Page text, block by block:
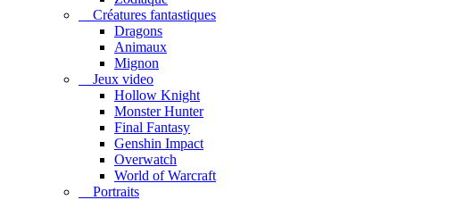
Créatures fantastiques
Dragons
Animaux
Mignon
Jeux video
Hollow Knight
Monster Hunter
Final Fantasy
Genshin Impact
Overwatch
World of Warcraft
Portraits